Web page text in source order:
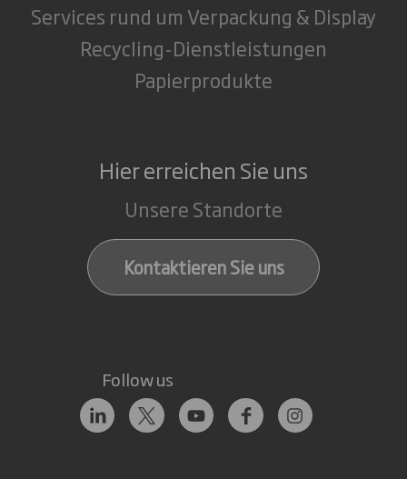
Services rund um Verpackung & Display
Recycling-Dienstleistungen
Papierprodukte
Hier erreichen Sie uns
Unsere Standorte
Kontaktieren Sie uns
Follow us